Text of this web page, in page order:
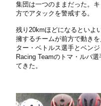
集団は一つのままだった。
方でアタックを警戒する。
残り20kmほどになるといよ
擁するチームが前方で動き
ター・ベトルス選手とベン
Racing Teamのトマ・ルバ
てきた。